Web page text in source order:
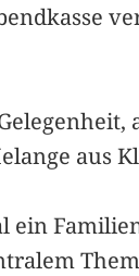
aus
ein